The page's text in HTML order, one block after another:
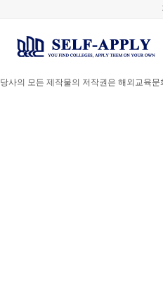
당사의 모든 제작물의 저작권은 해외교육